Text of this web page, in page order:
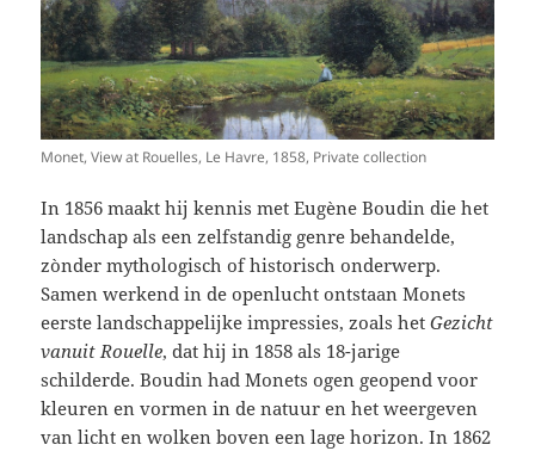
Monet, View at Rouelles, Le Havre, 1858, Private collection
In 1856 maakt hij kennis met Eugène Boudin die het
landschap als een zelfstandig genre behandelde,
zònder mythologisch of historisch onderwerp.
Samen werkend in de openlucht ontstaan Monets
eerste landschappelijke impressies, zoals hetGezicht
vanuit Rouelle, dat hij in 1858 als 18-jarige
schilderde. Boudin had Monets ogen geopend voor
kleuren en vormen in de natuur en het weergeven
van licht en wolken boven een lage horizon. In 1862